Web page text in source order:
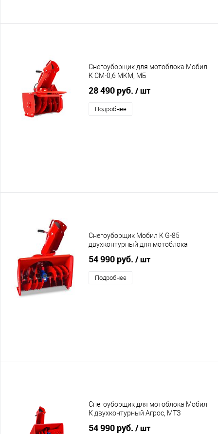
Снегоуборщик для мотоблока Мобил
К СМ-0,6 МКМ, МБ
28 490 руб. / шт
Подробнее
Снегоуборщик Мобил К G-85
двухконтурный для мотоблока
54 990 руб. / шт
Подробнее
Снегоуборщик для мотоблока Мобил
К двухконтурный Агрос, МТЗ
54 990 руб. / шт